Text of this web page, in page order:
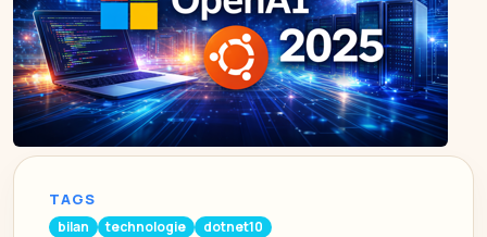
TAGS
bilan technologie dotnet10